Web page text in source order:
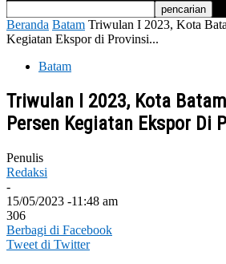
Beranda Batam Triwulan I 2023, Kota
Kegiatan Ekspor di Provinsi...
Batam
Triwulan I 2023, Kota
Persen Kegiatan Ekspor Di
Penulis
Redaksi
-
15/05/2023 -11:48 am
306
Berbagi di Facebook
Tweet di Twitter